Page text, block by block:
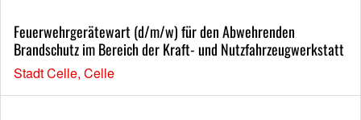
Feuerwehrgerätewart (d/m/w) für den Abwehrenden
Brandschutz im Bereich der Kraft- und Nutzfahrzeugwerkstatt
Stadt Celle, Celle